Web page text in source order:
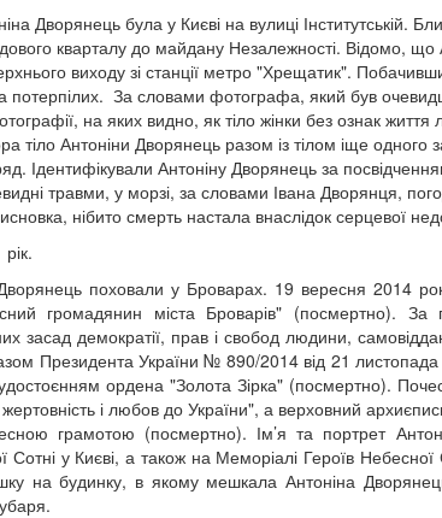
Дворянець була у Києві на вулиці Інститутській.
кварталу до майдану Незалежності. Відомо,
виходу зі станції метро "Хрещатик".
потерпілих. За словами фотографа, який був
на яких видно, як тіло жінки без ознак
тіло Антоніни Дворянець разом із тілом іще одного
Ідентифікували Антоніну Дворянець за посвідченням
травми, у морзі, за словами Івана Дворянця,
нібито смерть настала внаслідок серцевої
поховали у Броварах. 19 вересня 2014
громадянин міста Броварів" (посмертно). За
засад демократії, прав і свобод людини,
Президента України № 890/2014 від 21
ордена "Золота Зірка" (посмертно).
і любов до України", а верховний
грамотою (посмертно). Ім’я та портрет
Сотні у Києві, а також на Меморіалі Героїв
на будинку, в якому мешкала Антоніна